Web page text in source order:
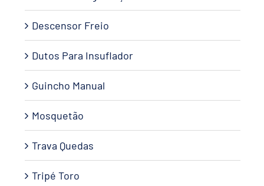
Descensor Freio
Dutos Para Insuflador
Guincho Manual
Mosquetão
Trava Quedas
Tripé Toro